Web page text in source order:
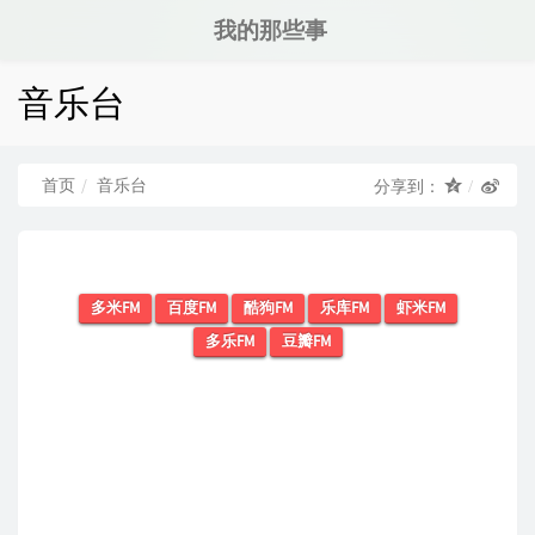
我的那些事
音乐台
首页 音乐台 分享到：
多米FM 百度FM 酷狗FM 乐库FM
虾米FM
多乐FM
豆瓣FM